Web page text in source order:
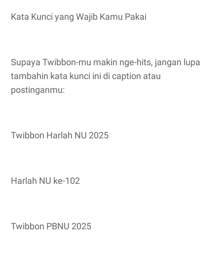
Kata Kunci yang Wajib Kamu Pakai
Supaya Twibbon-mu makin nge-hits, jangan lupa
tambahin kata kunci ini di caption atau
postinganmu:
Twibbon Harlah NU 2025
Harlah NU ke-102
Twibbon PBNU 2025